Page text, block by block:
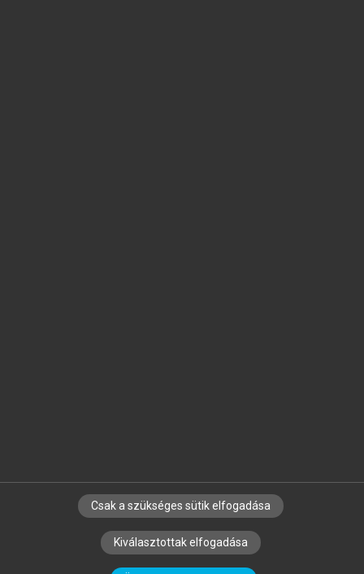
SZERZŐKNEK CÉGEKNEK KÖNYVTÁROSOKNAK
SZERKESZTÉSI ÉS LEKTORÁLÁSI ALAPELVEK
Csak a szükséges sütik elfogadása
Kiválasztottak elfogadása